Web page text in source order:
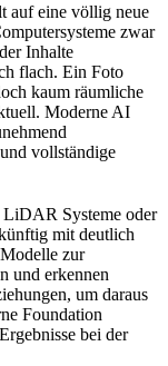
auf eine völlig neue
zwar
Inhalte
flach. Ein Foto
kaum räumliche
Moderne AI
vollständige
LiDAR Systeme oder
mit deutlich
zur
und erkennen
um daraus
Foundation
bei der